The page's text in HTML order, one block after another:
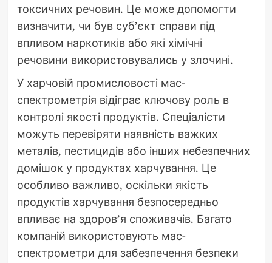
токсичних речовин. Це може допомогти
визначити, чи був суб’єкт справи під
впливом наркотиків або які хімічні
речовини використовувались у злочині.
У харчовій промисловості мас-
спектрометрія відіграє ключову роль в
контролі якості продуктів. Спеціалісти
можуть перевіряти наявність важких
металів, пестицидів або інших небезпечних
домішок у продуктах харчування. Це
особливо важливо, оскільки якість
продуктів харчування безпосередньо
впливає на здоров’я споживачів. Багато
компаній використовують мас-
спектрометри для забезпечення безпеки